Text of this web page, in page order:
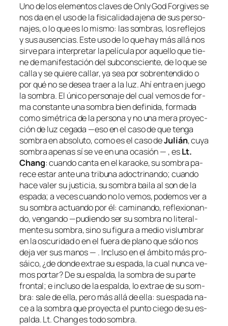
Uno de los ele­men­tos cla­ves deOnly God Forgivesse
nos da en el uso de la fi­si­ca­li­dad aje­na de sus per­so­
na­jes, o lo que es lo mis­mo: las som­bras, los re­fle­jos
y sus au­sen­cias. Este uso de lo que hay más allá nos
sir­ve pa­ra in­ter­pre­tar la pe­lí­cu­la por aque­llo que tie­
ne de ma­ni­fes­ta­ción del sub­cons­cien­te, de lo que se
ca­lla y se quie­re ca­llar, ya sea por so­bren­ten­di­do o
por qué no se de­sea traer a la luz. Ahí en­tra en jue­go
la som­bra. El úni­co per­so­na­je del cual ve­mos de for­
ma cons­tan­te una som­bra bien de­fi­ni­da, for­ma­da
co­mo si­mé­tri­ca de la per­so­na y no una me­ra pro­yec­
ción de luz ce­ga­da —eso en el ca­so de que ten­ga
som­bra en ab­so­lu­to, co­mo es el ca­so deJulián, cu­ya
som­bra ape­nas sí se ve en una oca­sión — , esLt.
Chang: cuan­do can­ta en el ka­rao­ke, su som­bra pa­
re­ce es­tar an­te una tri­bu­na adoc­tri­nan­do; cuan­do
ha­ce va­ler su jus­ti­cia, su som­bra bai­la al son de la
es­pa­da; a ve­ces cuan­do no lo ve­mos, po­de­mos ver a
su som­bra ac­tuan­do por él: ca­mi­nan­do, re­fle­xio­nan­
do, ven­gan­do —pu­dien­do ser su som­bra no li­te­ral­
men­te su som­bra, sino su fi­gu­ra a me­dio vis­lum­brar
en la os­cu­ri­dad o en el fue­ra de plano que só­lo nos
de­ja ver sus ma­nos — . Incluso en el ám­bi­to más pro­
sái­co, ¿de don­de ex­trae su es­pa­da, la cual nun­ca ve­
mos por­tar? De su es­pal­da, la som­bra de su par­te
fron­tal; e in­clu­so de la es­pal­da, lo ex­trae de su som­
bra: sa­le de ella, pe­ro más allá de ella: su es­pa­da na­
ce a la som­bra que pro­yec­ta el pun­to cie­go de su es­
pal­da. Lt. Chang es to­do sombra.